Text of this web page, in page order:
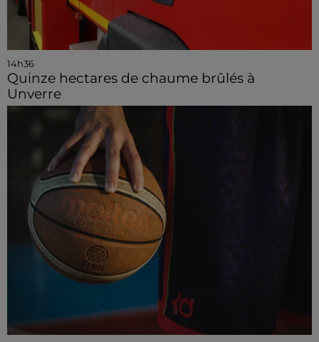
14h36
Quinze hectares de chaume brûlés à
Unverre